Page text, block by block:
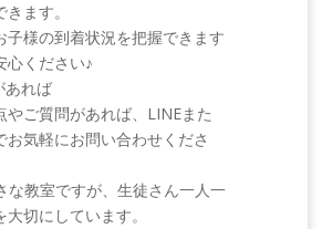
ます。
子様の到着状況を把握できます
心ください♪
あれば
やご質問があれば、LINEまた
お気軽にお問い合わせくださ
な教室ですが、生徒さん一人一
大切にしています。